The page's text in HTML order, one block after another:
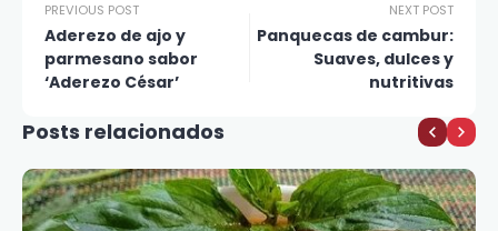
PREVIOUS POST
Aderezo de ajo y
parmesano sabor
‘Aderezo César’
NEXT POST
Panquecas de cambur:
Suaves, dulces y
nutritivas
Posts relacionados